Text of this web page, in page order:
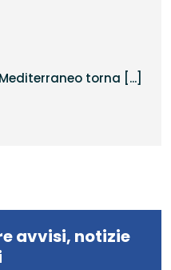
torna [...]
avvisi, notizie